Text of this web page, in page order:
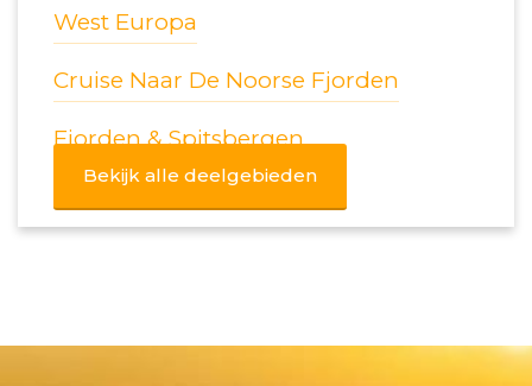
West Europa
Cruise Naar De Noorse Fjorden
Fjorden & Spitsbergen
Bekijk alle deelgebieden